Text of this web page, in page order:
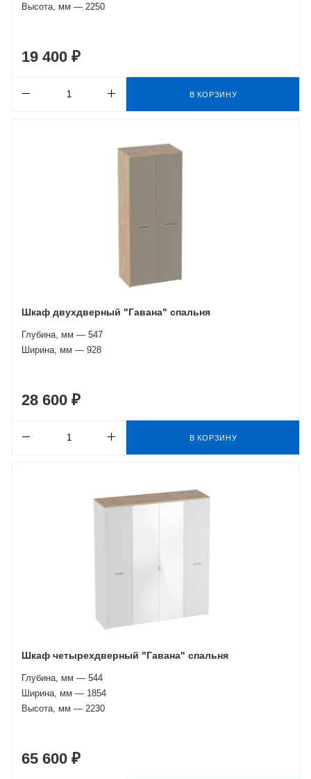
Высота, мм — 2250
19 400 ₽
В КОРЗИНУ
Шкаф двухдверный "Гавана" спальня
Глубина, мм — 547
Ширина, мм — 928
28 600 ₽
В КОРЗИНУ
Шкаф четырехдверный "Гавана" спальня
Глубина, мм — 544
Ширина, мм — 1854
Высота, мм — 2230
65 600 ₽